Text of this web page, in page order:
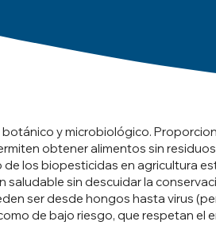
y microbiológico.
obtener alimentos sin
los biopesticidas en agricultura
sin descuidar la
ser desde hongos hasta virus
de bajo riesgo, que respetan el